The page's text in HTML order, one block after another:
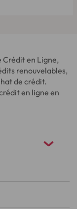
Crédit en Ligne,
renouvelables,
de crédit.
en ligne en